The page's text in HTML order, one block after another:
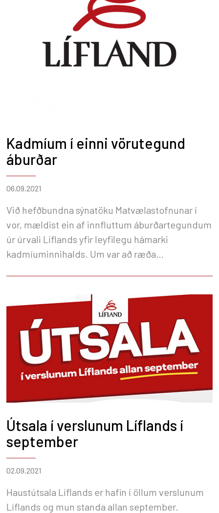
Kadmíum í einni vörutegund
áburðar
06.09.2021
Við hefðbundna sýnatöku Matvælastofnunar í
vor, mældist ein af innfluttum áburðartegundum
úr úrvali Líflands yfir leyfilegu hámarki
kadmíuminnihalds. Um var að ræða
þungmálmurinn kadmíum (Cd) um 90 mg/kg P.
Leyfilegt hámark er 50 mg/kg P. Ellefu
vörutegundir áburðar voru prófaðar en aðeins
LÍF 26-6+Se mældist yfir mörkum. Aðrar
tegundir voru vel innan marka hvað leyfilegt
kadmíuminnihald varðar. Næringarefnainnihald
Útsala í verslunum Líflands í
september
02.09.2021
Haustútsala Líflands er hafin í öllum verslunum
Líflands og mun standa allan september.